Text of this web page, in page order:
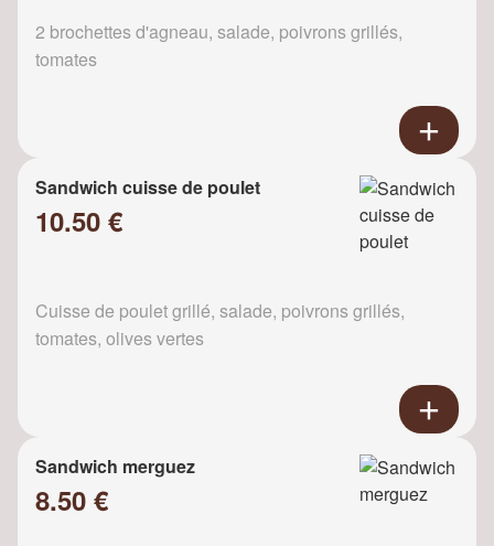
2 brochettes d'agneau, salade, poivrons grillés,
tomates
Sandwich cuisse de poulet
10.50 €
Cuisse de poulet grillé, salade, poivrons grillés,
tomates, olives vertes
Sandwich merguez
8.50 €